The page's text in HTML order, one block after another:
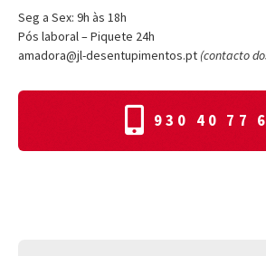
Seg a Sex: 9h às 18h
Pós laboral – Piquete 24h
amadora@jl-desentupimentos.pt (contacto
930 40 77